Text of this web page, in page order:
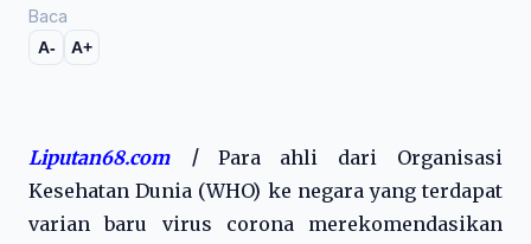
Baca
A- A+
Liputan68.com|Para ahli dari Organisasi
Kesehatan Dunia (WHO) ke negara yang terdapat
varian baru virus corona merekomendasikan